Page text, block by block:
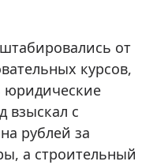
от
курсов,
юридические
взыскал с
рублей за
а строительный